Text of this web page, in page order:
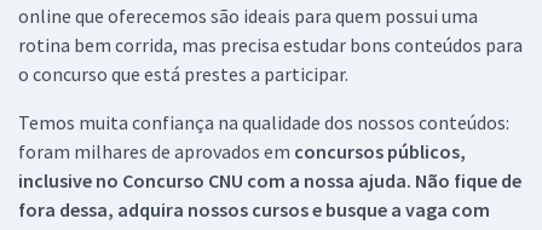
online que oferecemos são ideais para quem possui uma
rotina bem corrida, mas precisa estudar bons conteúdos para
o concurso que está prestes a participar.
Temos muita confiança na qualidade dos nossos conteúdos:
foram milhares de aprovados em concursos públicos,
inclusive no Concurso CNU com a nossa ajuda. Não fique de
fora dessa, adquira nossos cursos e busque a vaga com